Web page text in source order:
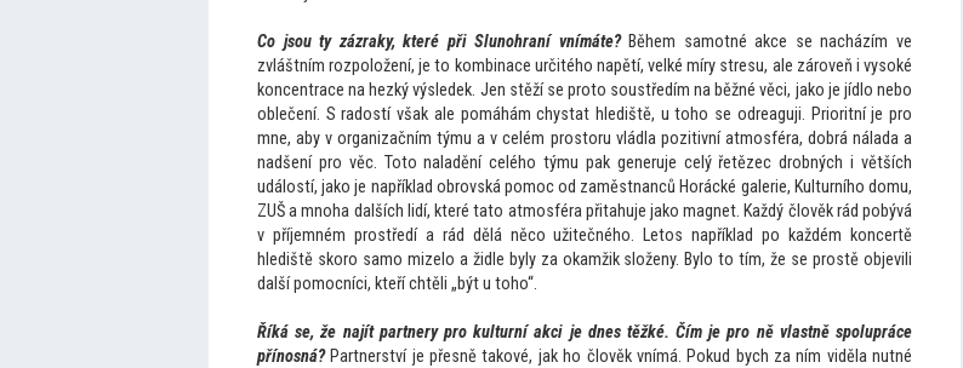
Co jsou ty zázraky, které při Slunohraní vnímáte?Během samotné akce se nacházím ve
zvláštním rozpoložení, jeto kombinace určitého napětí, velké míry stresu, ale zároveň i vysoké
koncentrace na hezký výsledek. Jen stěží se proto soustředím na běžné věci, jako je jídlo nebo
oblečení. S radostí však ale pomáhám chystat hlediště, utoho se odreaguji. Prioritní je pro
mne, aby v organizačním týmu a v celém prostoru vládla pozitivní atmosféra, dobrá nálada a
nadšení pro věc. Toto naladění celého týmu pak generuje celý řetězec drobných i větších
událostí, jako je například obrovská pomoc od zaměstnanců Horácké galerie, Kulturního domu,
ZUŠ a mnoha dalších lidí, které tato atmosféra přitahuje jako magnet. Každý člověk rád pobývá
v příjemném prostředí a rád dělá něco užitečného. Letos například po každém koncertě
hlediště skoro samo mizelo a židle byly za okamžik složeny. Byloto tím, že se prostě objevili
další pomocníci, kteří chtěli „být u toho“.
Říká se, že najít partnery pro kulturní akci je dnes těžké. Čím je pro ně vlastně spolupráce
přínosná?Partnerství je přesně takové, jak ho člověk vnímá. Pokud bych za ním viděla nutné